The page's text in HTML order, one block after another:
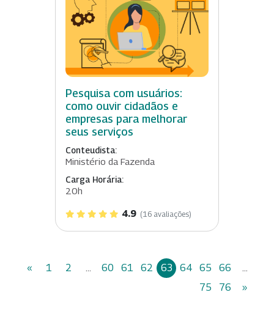
Pesquisa com usuários:
como ouvir cidadãos e
empresas para melhorar
seus serviços
Conteudista:
Ministério da Fazenda
Carga Horária:
20h
4.9 (16 avaliações)
« 1 2 ... 60 61 62 63 64 65 66
...
75
76 »